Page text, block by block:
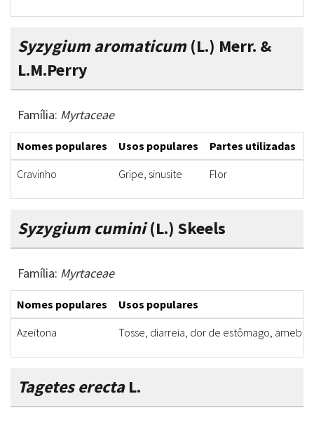
Syzygium aromaticum(L.) Merr. &
L.M.Perry
Família: Myrtaceae
Nomes populares Usos populares Partes utilizadas
Cravinho
Gripe, sinusite Flor
Syzygium cumini(L.) Skeels
Família: Myrtaceae
Nomes populares
Usos populares
Azeitona
Tosse, diarreia, dor de estômago, ameba
Tagetes erectaL.